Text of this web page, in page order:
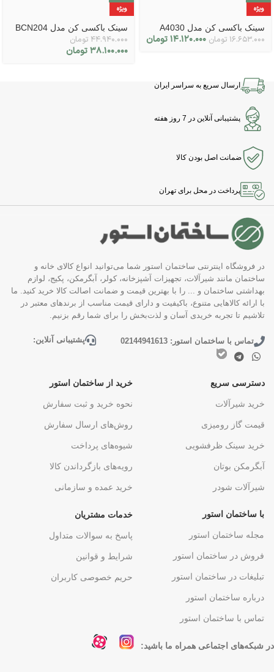
ویژه
سینک باکسی کن مدل A4030
۱۶.۶۵۳.۰۰۰ تومان ۱۴.۱۲۰.۰۰۰تومان
ویژه
سینک باکسی کن مدل BCN204
۴۴.۹۴۰.۰۰۰ تومان
۳۸.۱۰۰.۰۰۰تومان
ارسال سریع به سراسر ایران
پشتیبانی آنلاین در 7 روز هفته
ضمانت اصل بودن کالا
پرداخت در محل برای تهران
در فروشگاه اینترنتی ساختمان استور شما می‌توانید انواع کالای خانه و
ساختمان مانند شیرآلات، تجهیزات آشپزخانه، کولر، آبگرمکن، پکیج، لوازم
بهداشتی ساختمان و ... را با بهترین قیمت و ضمانت اصالت کالا خرید کنید. ما
با ارائه کالاهایی متنوع، باکیفیت و دارای قیمت مناسب از برندهای معتبر در
تلاشیم تا تجربه خریدی آسان و لذت‌بخش را برای شما رقم بزنیم.
تماس با ساختمان استور: 02144941613 پشتیبانی آنلاین:
دسترسی سریع
خرید شیرآلات
قیمت گاز رومیزی
خرید سینک ظرفشویی
آبگرمکن بوتان
شیرآلات شودر
خرید از ساختمان استور
نحوه خرید و ثبت سفارش
روش‌های ارسال سفارش
شیوه‌های پرداخت
رویه‌های بازگرداندن کالا
خرید عمده و سازمانی
با ساختمان استور
مجله ساختمان استور
فروش در ساختمان استور
تبلیغات در ساختمان استور
درباره ساختمان استور
تماس با ساختمان استور
خدمات مشتریان
پاسخ به سوالات متداول
شرایط و قوانین
حریم خصوصی کاربران
در شبکه‌های اجتماعی همراه ما باشید: